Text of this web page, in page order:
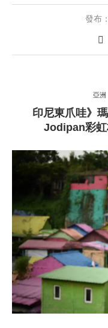
發布：
亞洲
印尼東爪哇》
Jodipan彩虹